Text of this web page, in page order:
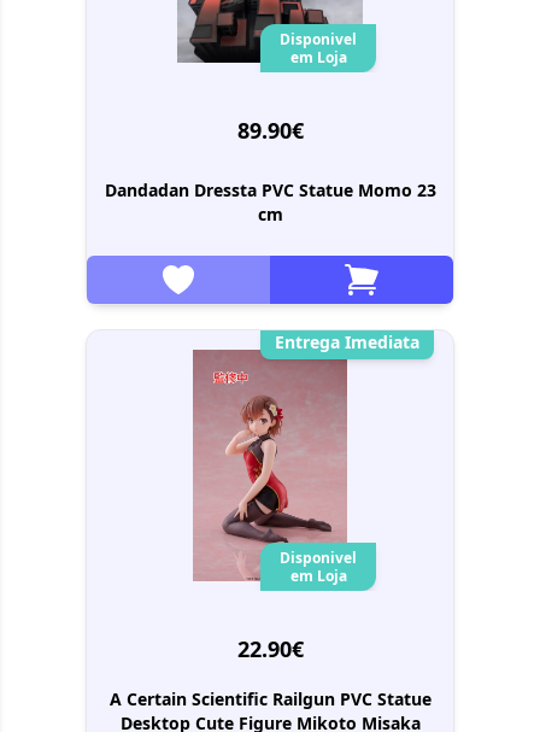
Disponivel
em Loja
89.90€
Dandadan Dressta PVC Statue Momo 23
cm
Entrega Imediata
Disponivel
em Loja
22.90€
A Certain Scientific Railgun PVC Statue
Desktop Cute Figure Mikoto Misaka